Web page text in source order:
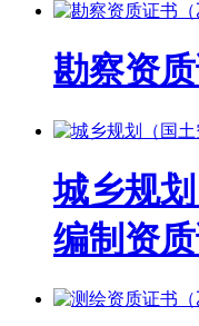
勘察资质
城乡规
编制资质